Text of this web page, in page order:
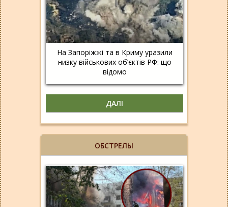
На Запоріжжі та в Криму уразили
низку військових об’єктів РФ: що
відомо
ДАЛІ
ОБСТРЕЛЫ